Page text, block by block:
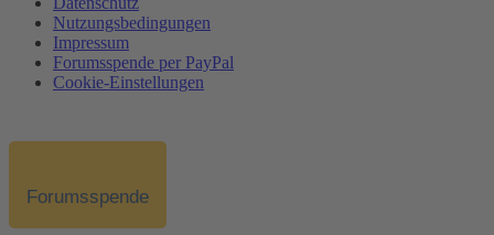
Nutzungsbedingungen
Impressum
Forumsspende per PayPal
Cookie-Einstellungen
Forumsspende